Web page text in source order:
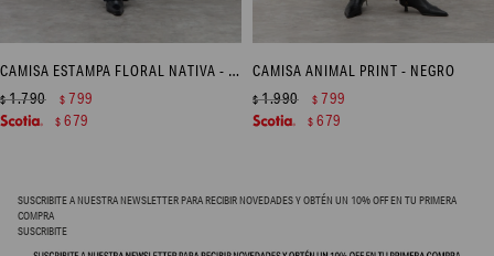
CAMISA ESTAMPA FLORAL NATIVA - AZUL MARINO
$1.790 $ 799
$ 679
CAMISA ANIMAL PRINT - NEGRO
$1.990 $ 799
$ 679
SUSCRIBITE A NUESTRA NEWSLETTER PARA RECIBIR NOVEDADES Y OBTÉN UN 10% OFF EN TU PRIMERA
COMPRA
SUSCRIBITE